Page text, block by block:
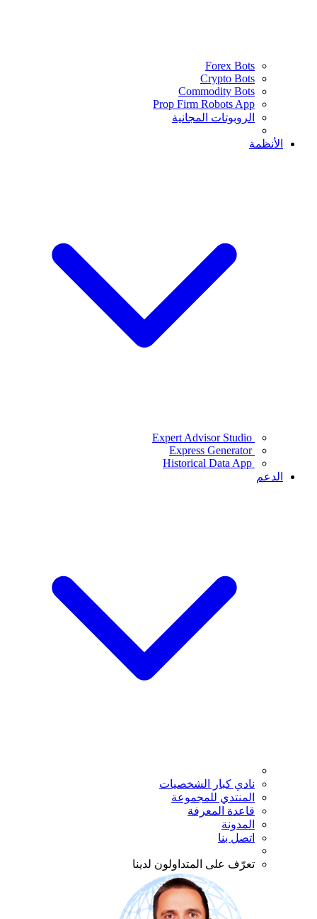
Forex Bots
Crypto Bots
Commodity Bots
Prop Firm Robots App
الروبوتات المجانية
الأنظمة
Expert Advisor Studio
Express Generator
Historical Data App
الدعم
نادي كبار الشخصيات
المنتدي للمجموعة
قاعدة المعرفة
المدونة
اتصل بنا
تعرّف على المتداولون لدينا